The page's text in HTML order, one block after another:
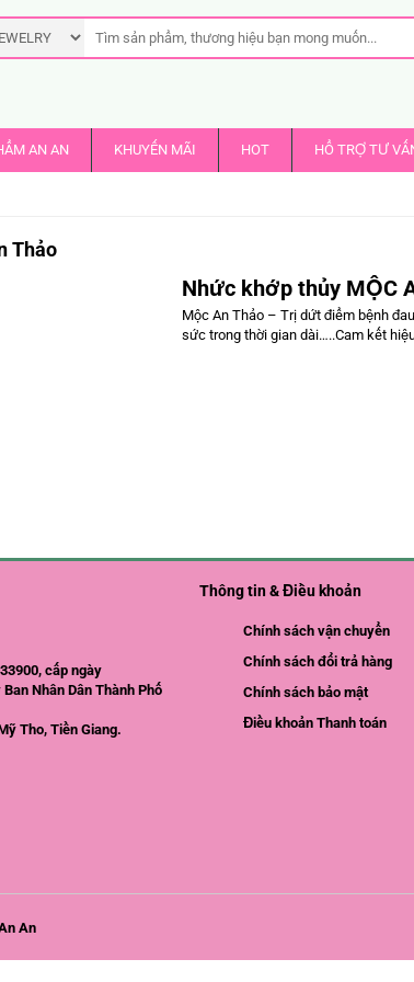
AN AN KHUYẾN MÃI HOT HỔ TRỢ TƯ
Thảo
Nhức khớp thủy MỘC
Mộc An Thảo – Trị dứt điểm bệnh
sức trong thời gian dài…..Cam kết
cấp ngày
Nhân Dân Thành Phố
Tho, Tiền Giang.
Thông tin & Điều khoản
Chính sách vận chuyển
Chính sách đổi trả hàng
Chính sách bảo mật
Điều khoản Thanh toán
An